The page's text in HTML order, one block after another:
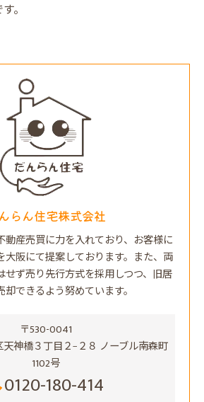
。
らん住宅株式会社
動産売買に力を入れており、お客様に
大阪にて提案しております。また、両
せず売り先行方式を採用しつつ、旧居
できるよう努めています。
〒530-0041
神橋３丁目２−２８ ノーブル南森町
1102号
0120-180-414